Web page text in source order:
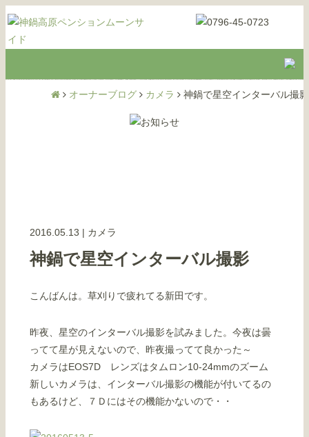
オーナーブログ カメラ 神鍋で星空インターバル撮影
2016.05.13 | カメラ
神鍋で星空インターバル撮影
こんばんは。草刈りで疲れてる新田です。
昨夜、星空のインターバル撮影を試みました。今夜は曇
ってて星が見えないので、昨夜撮ってて良かった～
カメラはEOS7D レンズはタムロン10-24mmのズーム
新しいカメラは、インターバル撮影の機能が付いてるの
もあるけど、７Ｄにはその機能かないので・・